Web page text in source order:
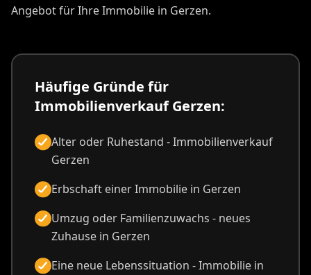
Angebot für Ihre Immobilie in Gerzen.
Häufige Gründe für
Immobilienverkauf Gerzen:
Alter oder Ruhestand - Immobilienverkauf
Gerzen
Erbschaft einer Immobilie in Gerzen
Umzug oder Familienzuwachs - neues
Zuhause in Gerzen
Eine neue Lebenssituation - Immobilie in